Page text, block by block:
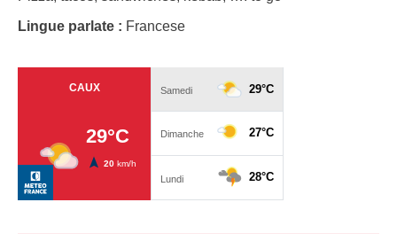
Lingue parlate : Francese